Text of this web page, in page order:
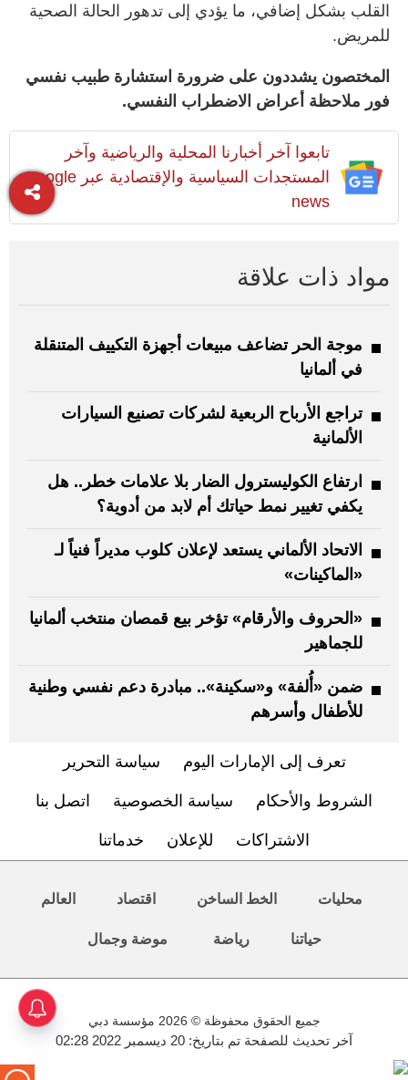
القلب بشكل إضافي، ما يؤدي إلى تدهور الحالة الصحية
للمريض.
المختصون يشددون على ضرورة استشارة طبيب نفسي
فور ملاحظة أعراض الاضطراب النفسي.
تابعوا آخر أخبارنا المحلية والرياضية وآخر
المستجدات السياسية والإقتصادية عبر Google
news
مواد ذات علاقة
موجة الحر تضاعف مبيعات أجهزة التكييف المتنقلة
في ألمانيا
تراجع الأرباح الربعية لشركات تصنيع السيارات
الألمانية
ارتفاع الكوليسترول الضار بلا علامات خطر.. هل
يكفي تغيير نمط حياتك أم لابد من أدوية؟
الاتحاد الألماني يستعد لإعلان كلوب مديراً فنياً لـ
«الماكينات»
«الحروف والأرقام» تؤخر بيع قمصان منتخب ألمانيا
للجماهير
ضمن «أُلفة» و«سكينة».. مبادرة دعم نفسي وطنية
للأطفال وأسرهم
تعرف إلى الإمارات اليوم سياسة التحرير
الشروط والأحكام سياسة الخصوصية اتصل بنا
الاشتراكات للإعلان خدماتنا
محليات الخط الساخن اقتصاد العالم
حياتنا رياضة موضة وجمال
جميع الحقوق محفوظة © 2026 مؤسسة دبي
آخر تحديث للصفحة تم بتاريخ: 20 ديسمبر 2022 02:28